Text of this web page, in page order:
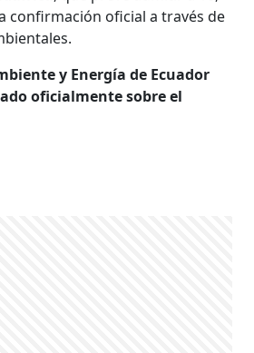
confirmación oficial a través de
y Energía de Ecuador
oficialmente sobre el